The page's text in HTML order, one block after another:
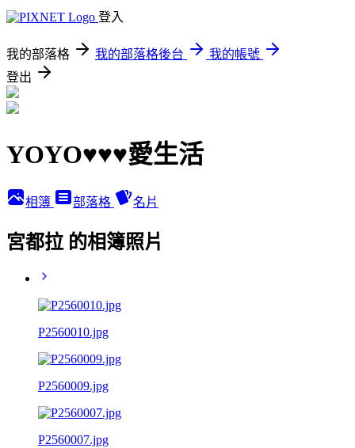
登入
我的部落格 我的部落格後台
我的帳號
登出
YOYO♥♥♥愛生活
相簿 部落格 名片
宮都拉 的相簿照片
P2560010.jpg
P2560009.jpg
P2560007.jpg